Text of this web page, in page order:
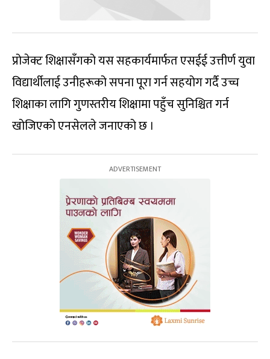
प्रोजेक्ट शिक्षासँगको यस सहकार्यमार्फत एसईई उत्तीर्ण युवा
विद्यार्थीलाई उनीहरूको सपना पूरा गर्न सहयोग गर्दै उच्च
शिक्षाका लागि गुणस्तरीय शिक्षामा पहुँच सुनिश्चित गर्न
खोजिएको एनसेलले जनाएको छ ।